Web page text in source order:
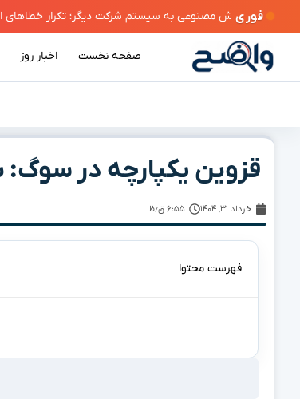
فوری
صفحه نخست اخبار روز
قزوین یکپارچه در سوگ:
خرداد ۳۱, ۱۴۰۴ ۶:۵۵ ق٫ظ
فهرست محتوا